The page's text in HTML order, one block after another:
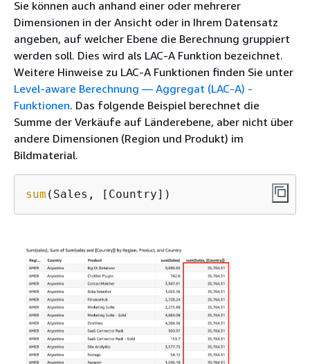
Sie können auch anhand einer oder mehrerer
Dimensionen in der Ansicht oder in Ihrem Datensatz
angeben, auf welcher Ebene die Berechnung gruppiert
werden soll. Dies wird als LAC-A Funktion bezeichnet.
Weitere Hinweise zu LAC-A Funktionen finden Sie unter
Level-aware Berechnung — Aggregat (LAC-A) -
Funktionen. Das folgende Beispiel berechnet die
Summe der Verkäufe auf Länderebene, aber nicht über
andere Dimensionen (Region und Produkt) im
Bildmaterial.
sum (Sales, [Country])